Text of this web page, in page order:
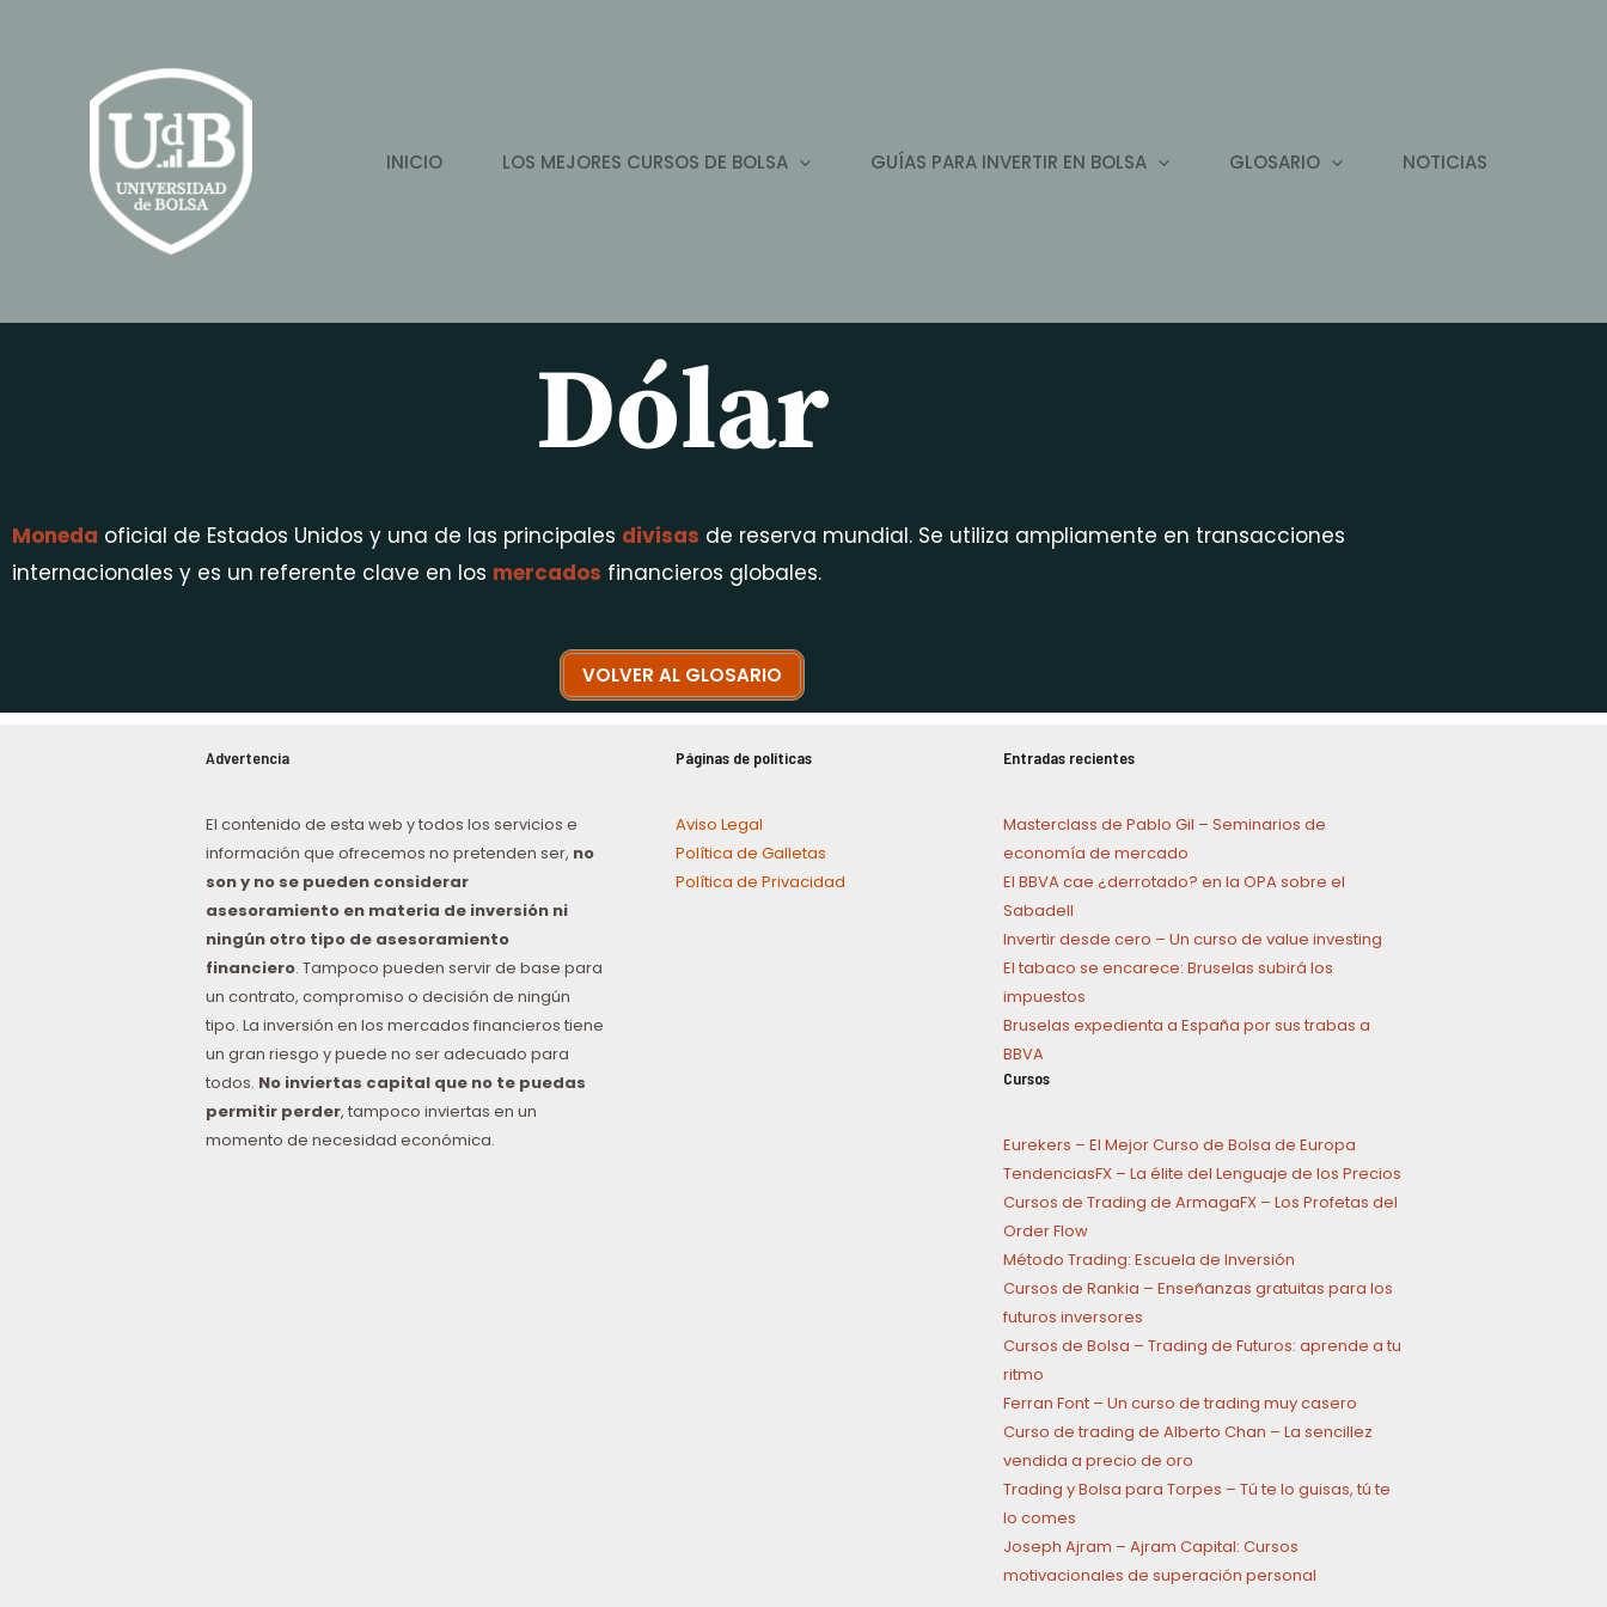
contenido
INICIO LOS MEJORES CURSOS DE BOLSA GUÍAS PARA INVERTIR EN BOLSA GLOSARIO NOTICIAS
Dólar
Moneda oficial de Estados Unidos y una de las principales divisas de reserva mundial. Se utiliza ampliamente en transacciones
internacionales y es un referente clave en los mercados financieros globales.
VOLVER AL GLOSARIO
Advertencia
El contenido de esta web y todos los servicios e
información que ofrecemos no pretenden ser, no
son y no se pueden considerar
asesoramiento en materia de inversión ni
ningún otro tipo de asesoramiento
financiero. Tampoco pueden servir de base para
un contrato, compromiso o decisión de ningún
tipo. La inversión en los mercados financieros tiene
un gran riesgo y puede no ser adecuado para
todos. No inviertas capital que no te puedas
permitir perder, tampoco inviertas en un
momento de necesidad económica.
Páginas de políticas
Aviso Legal
Política de Galletas
Política de Privacidad
Entradas recientes
Masterclass de Pablo Gil – Seminarios de
economía de mercado
El BBVA cae ¿derrotado? en la OPA sobre el
Sabadell
Invertir desde cero – Un curso de value investing
El tabaco se encarece: Bruselas subirá los
impuestos
Bruselas expedienta a España por sus trabas a
BBVA
Cursos
Eurekers – El Mejor Curso de Bolsa de Europa
TendenciasFX – La élite del Lenguaje de los Precios
Cursos de Trading de ArmagaFX – Los Profetas del
Order Flow
Método Trading: Escuela de Inversión
Cursos de Rankia – Enseñanzas gratuitas para los
futuros inversores
Cursos de Bolsa – Trading de Futuros: aprende a tu
ritmo
Ferran Font – Un curso de trading muy casero
Curso de trading de Alberto Chan – La sencillez
vendida a precio de oro
Trading y Bolsa para Torpes – Tú te lo guisas, tú te
lo comes
Joseph Ajram – Ajram Capital: Cursos
motivacionales de superación personal